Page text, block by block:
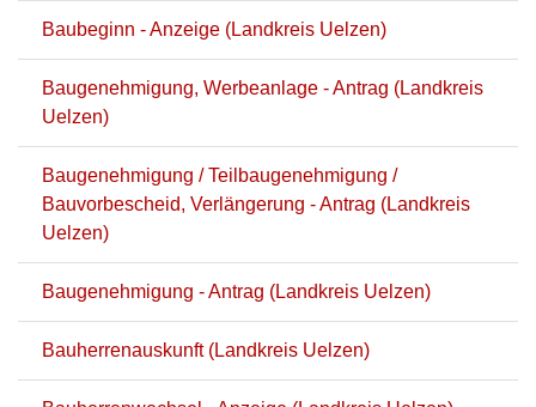
Baubeginn - Anzeige (Landkreis Uelzen)
Baugenehmigung, Werbeanlage - Antrag (Landkreis
Uelzen)
Baugenehmigung / Teilbaugenehmigung /
Bauvorbescheid, Verlängerung - Antrag (Landkreis
Uelzen)
Baugenehmigung - Antrag (Landkreis Uelzen)
Bauherrenauskunft (Landkreis Uelzen)